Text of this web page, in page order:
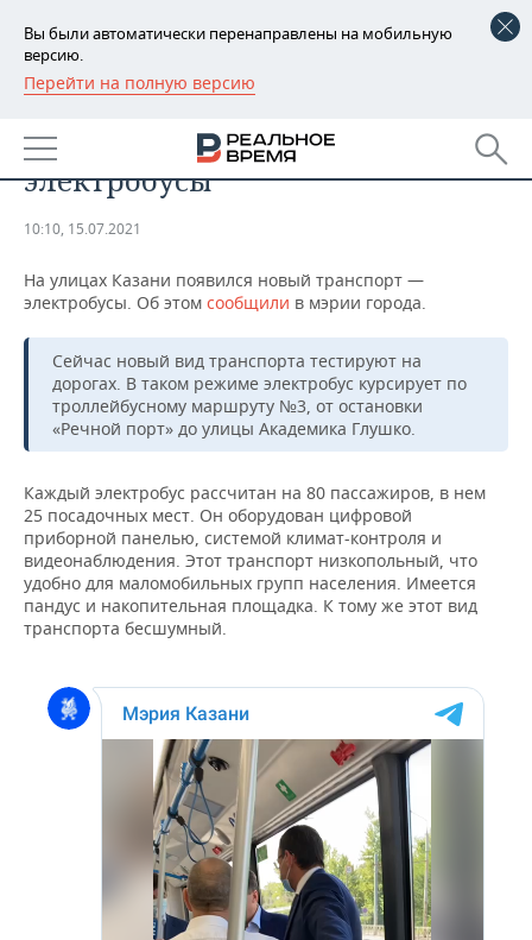
Вы были автоматически перенаправлены на мобильную
версию.
Перейти на полную версию
РЕГИОНЫ
БАШКОРТОСТАН
ТАТАРСТАН
НОВОСТИ
АНАЛИТИКА
ДЕКЛАРАЦИИ О ДОХОДАХ
КОРОЛИ ГОСЗАКАЗА ПФО
ВУЗЫ ТАТАРСТАНА
ТОРГОВЫЕ ЦЕНТРЫ
ТАТАРСТАНА
НОВОСТИ ЭКОНОМИКИ
ФИНАНСЫ
БАНКИ
ИНВЕСТИЦИИ
ПРОМЫШЛЕННОСТЬ
НОВОСТИ
ПРОМЫШЛЕННОСТИ
АГРОПРОМ
МАШИНОСТРОЕНИЕ
НЕФТЕХИМИЯ
НЕФТЬ
ЭНЕРГЕТИКА
НЕДВИЖИМОСТЬ
НОВОСТИ НЕДВИЖИМОСТИ
АВТО
НОВОСТИ БИЗНЕСА
РОЗНИЧНАЯ ТОРГОВЛЯ
ТРАНСПОРТ
УСЛУГИ
ТЕХНОЛОГИИ
НОВОСТИ ТЕХНОЛОГИЙ
IT
МЕДИА
ТЕЛЕКОММУНИКАЦИИ
МЕРОПРИЯТИЯ
НОВОСТИ МЕРОПРИЯТИЙ
ВЫЕЗДНАЯ РЕДАКЦИЯ
БИЗНЕС-БРАНЧИ
ONLINE-КОНФЕРЕНЦИИ
ОТКРЫТАЯ ЛЕКЦИЯ
СПОРТ
НОВОСТИ СПОРТА
ФУТБОЛ
ВОЛЕЙБОЛ
ОБЩЕСТВО
НОВОСТИ ОБЩЕСТВА
ИНФРАСТРУКТУРА
ИСТОРИЯ
ФОТОГАЛЕРЕЯ
СПИСОК ПЕРСОН
ПОЛНАЯ ВЕРСИЯ
В Казани появились
электробусы
10:10, 15.07.2021
На улицах Казани появился новый транспорт —
электробусы. Об этом сообщили в мэрии города.
Сейчас новый вид транспорта тестируют на
дорогах. В таком режиме электробус курсирует по
троллейбусному маршруту №3, от остановки
«Речной порт» до улицы Академика Глушко.
Каждый электробус рассчитан на 80 пассажиров, в нем
25 посадочных мест. Он оборудован цифровой
приборной панелью, системой климат-контроля и
видеонаблюдения. Этот транспорт низкопольный, что
удобно для маломобильных групп населения. Имеется
пандус и накопительная площадка. К тому же этот вид
транспорта бесшумный.